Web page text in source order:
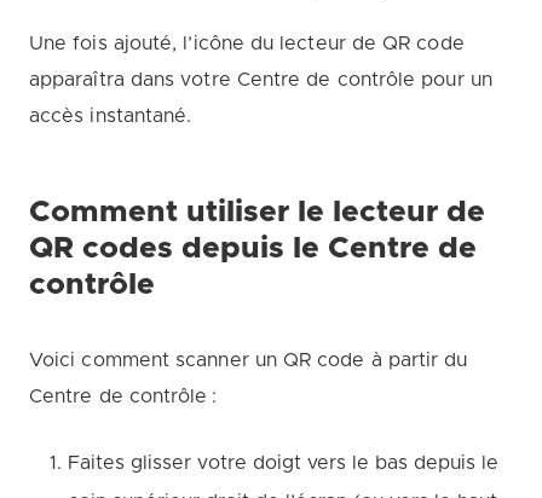
Une fois ajouté, l’icône du lecteur de QR code
apparaîtra dans votre Centre de contrôle pour un
accès instantané.
Comment utiliser le lecteur de
QR codes depuis le Centre de
contrôle
Voici comment scanner un QR code à partir du
Centre de contrôle :
Faites glisser votre doigt vers le bas depuis le